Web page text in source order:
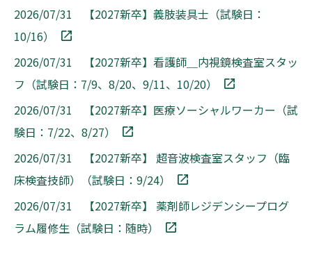
2026/07/31 【2027新卒】義肢装具士（試験日：
10/16）
2026/07/31 【2027新卒】看護師＿内視鏡検査室スタッ
フ（試験日：7/9、8/20、9/11、10/20）
2026/07/31 【2027新卒】医療ソーシャルワーカー（試
験日：7/22、8/27）
2026/07/31 【2027新卒】 超音波検査室スタッフ（臨
床検査技師）（試験日：9/24）
2026/07/31 【2027新卒】 薬剤師レジデンシープログ
ラム履修生（試験日：随時）